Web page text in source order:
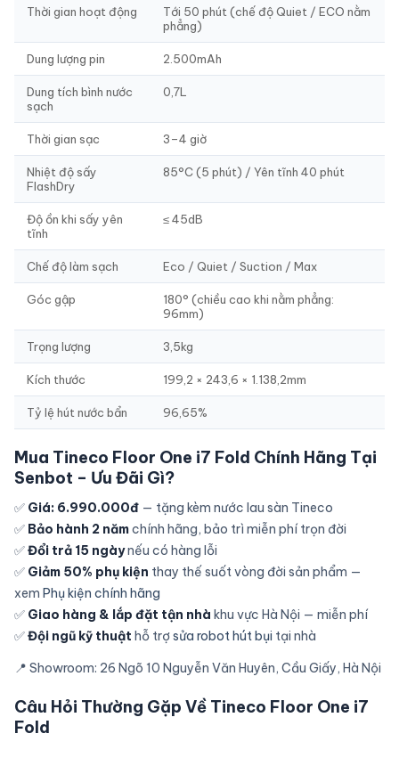
Thời gian hoạt động
Tới 50 phút (chế độ Quiet / ECO nằm
phẳng)
Dung lượng pin 2.500mAh
Dung tích bình nước
sạch
0,7L
Thời gian sạc 3–4 giờ
Nhiệt độ sấy
FlashDry
85°C (5 phút) / Yên tĩnh 40 phút
Độ ồn khi sấy yên
tĩnh
≤ 45dB
Chế độ làm sạch Eco / Quiet / Suction / Max
Góc gập
180° (chiều cao khi nằm phẳng:
96mm)
Trọng lượng 3,5kg
Kích thước 199,2 × 243,6 × 1.138,2mm
Tỷ lệ hút nước bẩn 96,65%
Mua Tineco Floor One i7 Fold Chính Hãng Tại
Senbot – Ưu Đãi Gì?
✅ Giá: 6.990.000đ — tặng kèm nước lau sàn Tineco
✅ Bảo hành 2 nămchính hãng, bảo trì miễn phí trọn đời
✅Đổi trả 15 ngàynếu có hàng lỗi
✅ Giảm 50% phụ kiện thay thế suốt vòng đời sản phẩm —
xem Phụ kiện chính hãng
✅ Giao hàng & lắp đặt tận nhà khu vực Hà Nội — miễn phí
✅Đội ngũ kỹ thuật hỗ trợsửa robot hút bụi tại nhà
📍 Showroom: 26 Ngõ 10 Nguyễn Văn Huyên, Cầu Giấy, Hà Nội
Câu Hỏi Thường Gặp Về Tineco Floor One i7
Fold